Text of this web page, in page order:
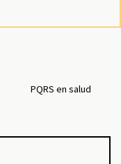
PQRS en salud